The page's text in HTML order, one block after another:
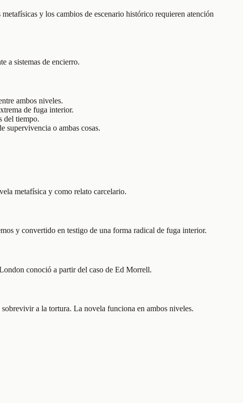
y los cambios de escenario histórico requieren atención
a sistemas de encierro.
ambos niveles.
de fuga interior.
del tiempo.
supervivencia o ambas cosas.
metafísica y como relato carcelario.
y convertido en testigo de una forma radical de fuga interior.
conoció a partir del caso de Ed Morrell.
a la tortura. La novela funciona en ambos niveles.